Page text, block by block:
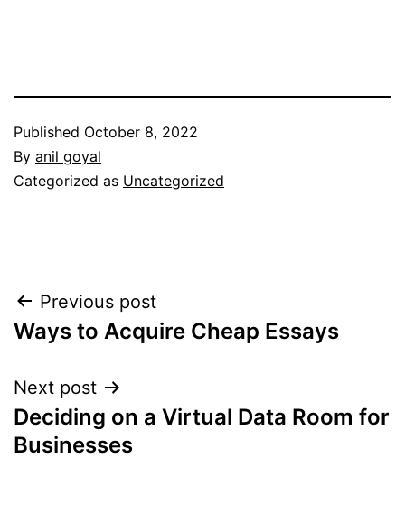
Published October 8, 2022
By anil goyal
Categorized as Uncategorized
Post
navigation
Previous post
Ways to Acquire Cheap Essays
Next post
Deciding on a Virtual Data Room for
Businesses